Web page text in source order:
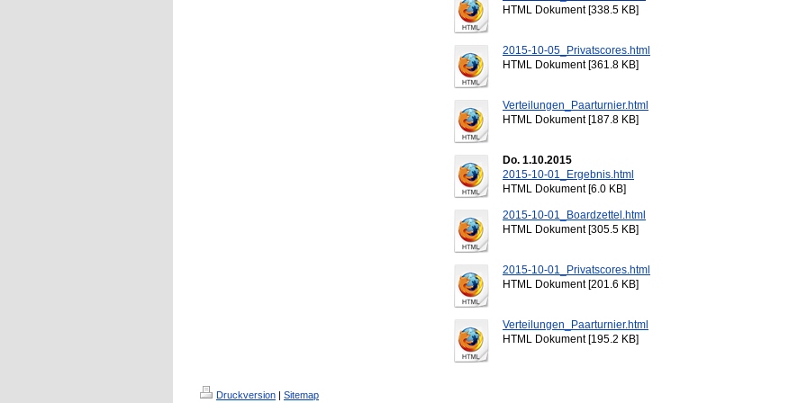
HTML Dokument [338.5 KB]
2015-10-05_Privatscores.html
HTML Dokument [361.8 KB]
Verteilungen_Paarturnier.html
HTML Dokument [187.8 KB]
Do. 1.10.2015
2015-10-01_Ergebnis.html
HTML Dokument [6.0 KB]
2015-10-01_Boardzettel.html
HTML Dokument [305.5 KB]
2015-10-01_Privatscores.html
HTML Dokument [201.6 KB]
Verteilungen_Paarturnier.html
HTML Dokument [195.2 KB]
Druckversion | Sitemap